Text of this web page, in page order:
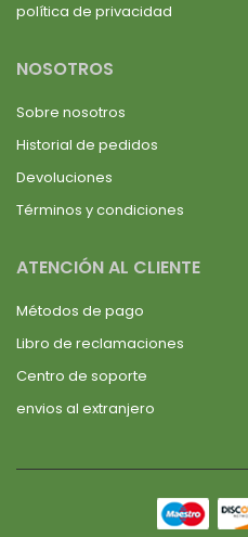
política de privacidad
NOSOTROS
Sobre nosotros
Historial de pedidos
Devoluciones
Términos y condiciones
ATENCIÓN AL CLIENTE
Métodos de pago
Libro de reclamaciones
Centro de soporte
envios al extranjero